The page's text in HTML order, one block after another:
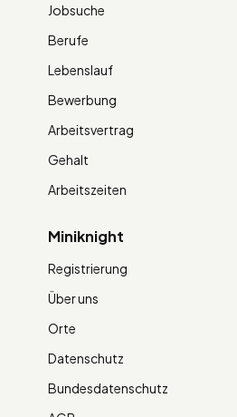
Jobsuche
Berufe
Lebenslauf
Bewerbung
Arbeitsvertrag
Gehalt
Arbeitszeiten
Miniknight
Registrierung
Über uns
Orte
Datenschutz
Bundesdatenschutz